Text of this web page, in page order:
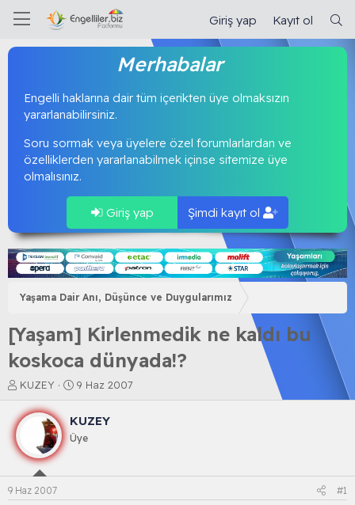
Giriş yap Kayıt ol
Merhabalar
Engelli haklarına dair tüm içerikten üye olmaksızın
yararlanabilirsiniz.
Soru sormak veya üyelere özel forumlarlardan ve
özelliklerden yararlanabilmek içinse sitemize üye
olmalısınız.
Giriş yap Şimdi kayıt ol
Yaşama Dair Anı, Düşünce ve Duygularımız
[Yaşam] Kirlenmedik ne kaldı bu
koskoca dünyada!?
K
o
n
b
y
a
KUZEY
B
a
l
a
ç
9 Haz 2007
KUZEY
Üye
9 Haz 2007 #1